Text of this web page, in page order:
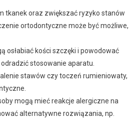
tkanek oraz zwiększać ryzyko stanów
ortodontyczne może być możliwe,
osłabiać kości szczęki i powodować
stosowanie aparatu.
stawów czy toczeń rumieniowaty,
mogą mieć reakcje alergiczne na
alternatywne rozwiązania, np.